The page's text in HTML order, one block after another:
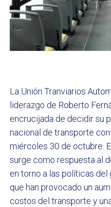
La Unión Tranviarios
liderazgo de Roberto
encrucijada de decidir su
nacional de transporte
miércoles 30 de octubre.
surge como respuesta al
en torno a las políticas
que han provocado un
costos del transporte y